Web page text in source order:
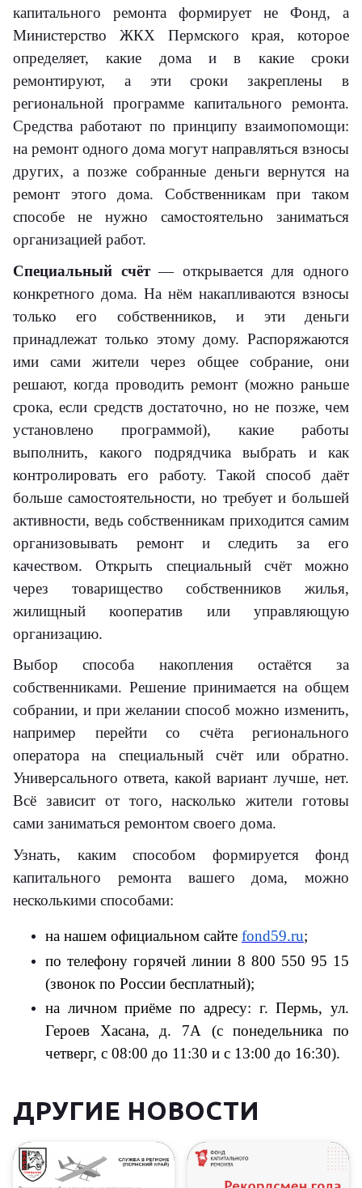
капитального ремонта формирует не Фонд, а
Министерство ЖКХ Пермского края, которое
определяет, какие дома и в какие сроки
ремонтируют, а эти сроки закреплены в
региональной программе капитального ремонта.
Средства работают по принципу взаимопомощи:
на ремонт одного дома могут направляться взносы
других, а позже собранные деньги вернутся на
ремонт этого дома. Собственникам при таком
способе не нужно самостоятельно заниматься
организацией работ.
Специальный счёт— открывается для одного
конкретного дома. На нём накапливаются взносы
только его собственников, и эти деньги
принадлежат только этому дому. Распоряжаются
ими сами жители через общее собрание, они
решают, когда проводить ремонт (можно раньше
срока, если средств достаточно, но не позже, чем
установлено программой), какие работы
выполнить, какого подрядчика выбрать и как
контролировать его работу. Такой способ даёт
больше самостоятельности, но требует и большей
активности, ведь собственникам приходится самим
организовывать ремонт и следить за его
качеством. Открыть специальный счёт можно
через товарищество собственников жилья,
жилищный кооператив или управляющую
организацию.
Выбор способа накопления остаётся за
собственниками. Решение принимается на общем
собрании, и при желании способ можно изменить,
например перейти со счёта регионального
оператора на специальный счёт или обратно.
Универсального ответа, какой вариант лучше, нет.
Всё зависит от того, насколько жители готовы
сами заниматься ремонтом своего дома.
Узнать, каким способом формируется фонд
капитального ремонта вашего дома, можно
несколькими способами:
на нашем официальном сайте fond59.ru;
по телефону горячей линии 8 800 550 95 15
(звонок по России бесплатный);
на личном приёме по адресу: г. Пермь, ул.
Героев Хасана, д. 7А (с понедельника по
четверг, с 08:00 до 11:30 и с 13:00 до 16:30).
ДРУГИЕ НОВОСТИ